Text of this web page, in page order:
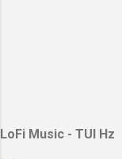
LoFi Music - TUI Hz